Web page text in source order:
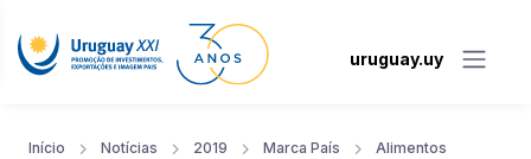
uruguay.uy
Início Notícias 2019 Marca País
Alimentos